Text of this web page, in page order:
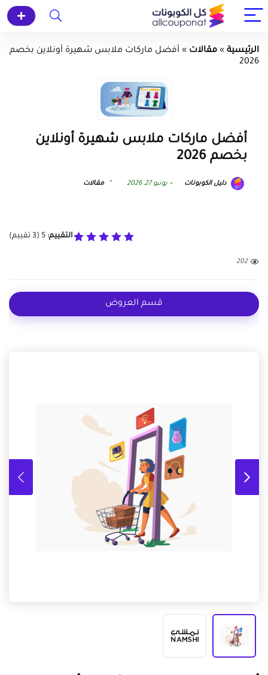
الرئيسية » مقالات » أفضل ماركات ملابس شهيرة أونلاين بخصم
2026
أفضل ماركات ملابس شهيرة أونلاين
بخصم 2026
دليل الكوبونات يونيو 27, 2026 مقالات
التقييم: 5
(
3 تقييم)
202
قسم العروض